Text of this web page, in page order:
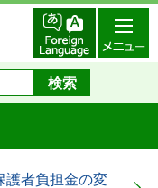
護者負担金の変